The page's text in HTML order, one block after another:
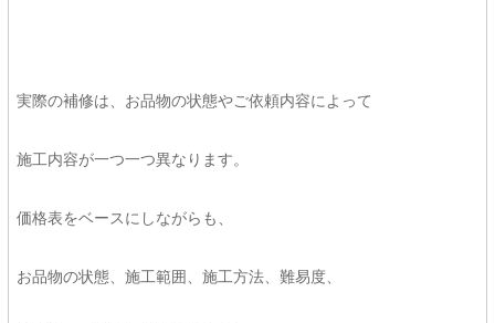
実際の補修は、お品物の状態やご依頼内容によって
施工内容が一つ一つ異なります。
価格表をベースにしながらも、
お品物の状態、施工範囲、施工方法、難易度、